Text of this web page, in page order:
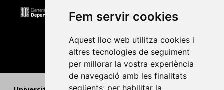
Fem servir cookies
Aquest lloc web utilitza cookies i
altres tecnologies de seguiment
per millorar la vostra experiència
de navegació amb les finalitats
següents: per habilitar la